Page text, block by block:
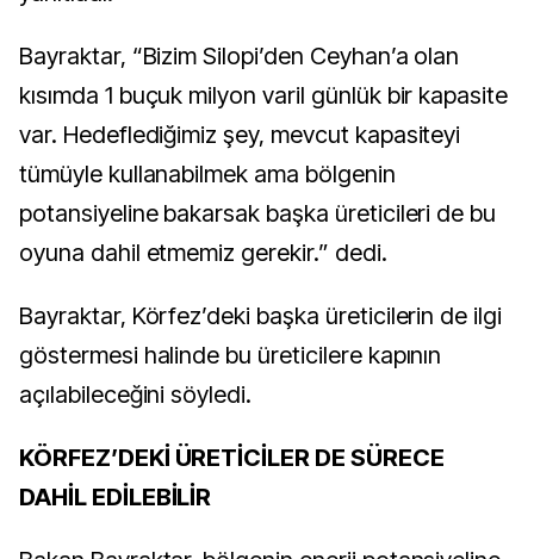
Bayraktar, “Bizim Silopi’den Ceyhan’a olan
kısımda 1 buçuk milyon varil günlük bir kapasite
var. Hedeflediğimiz şey, mevcut kapasiteyi
tümüyle kullanabilmek ama bölgenin
potansiyeline bakarsak başka üreticileri de bu
oyuna dahil etmemiz gerekir.” dedi.
Bayraktar, Körfez’deki başka üreticilerin de ilgi
göstermesi halinde bu üreticilere kapının
açılabileceğini söyledi.
KÖRFEZ’DEKİ ÜRETİCİLER DE SÜRECE
DAHİL EDİLEBİLİR